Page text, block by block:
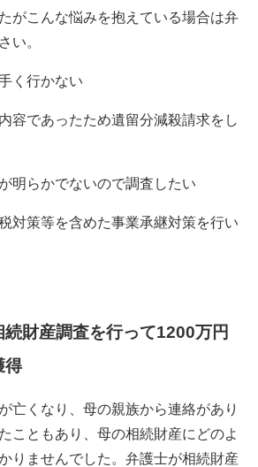
がこんな悩みを抱えている場合は弁
い。
く行かない
容であったため遺留分減殺請求をし
明らかでないので調査したい
対策等を含めた事業承継対策を行い
財産調査を行って1200万円
得
亡くなり、母の親族から連絡があり
こともあり、母の相続財産にどのよ
りませんでした。弁護士が相続財産